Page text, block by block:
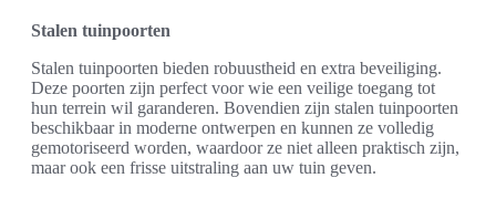
Stalen tuinpoorten
Stalen tuinpoorten bieden robuustheid en extra beveiliging.
Deze poorten zijn perfect voor wie een veilige toegang tot
hun terrein wil garanderen. Bovendien zijn stalen tuinpoorten
beschikbaar in moderne ontwerpen en kunnen ze volledig
gemotoriseerd worden, waardoor ze niet alleen praktisch zijn,
maar ook een frisse uitstraling aan uw tuin geven.